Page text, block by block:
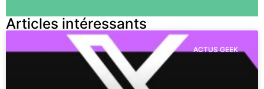
Articles intéressants
ACTUS GEEK